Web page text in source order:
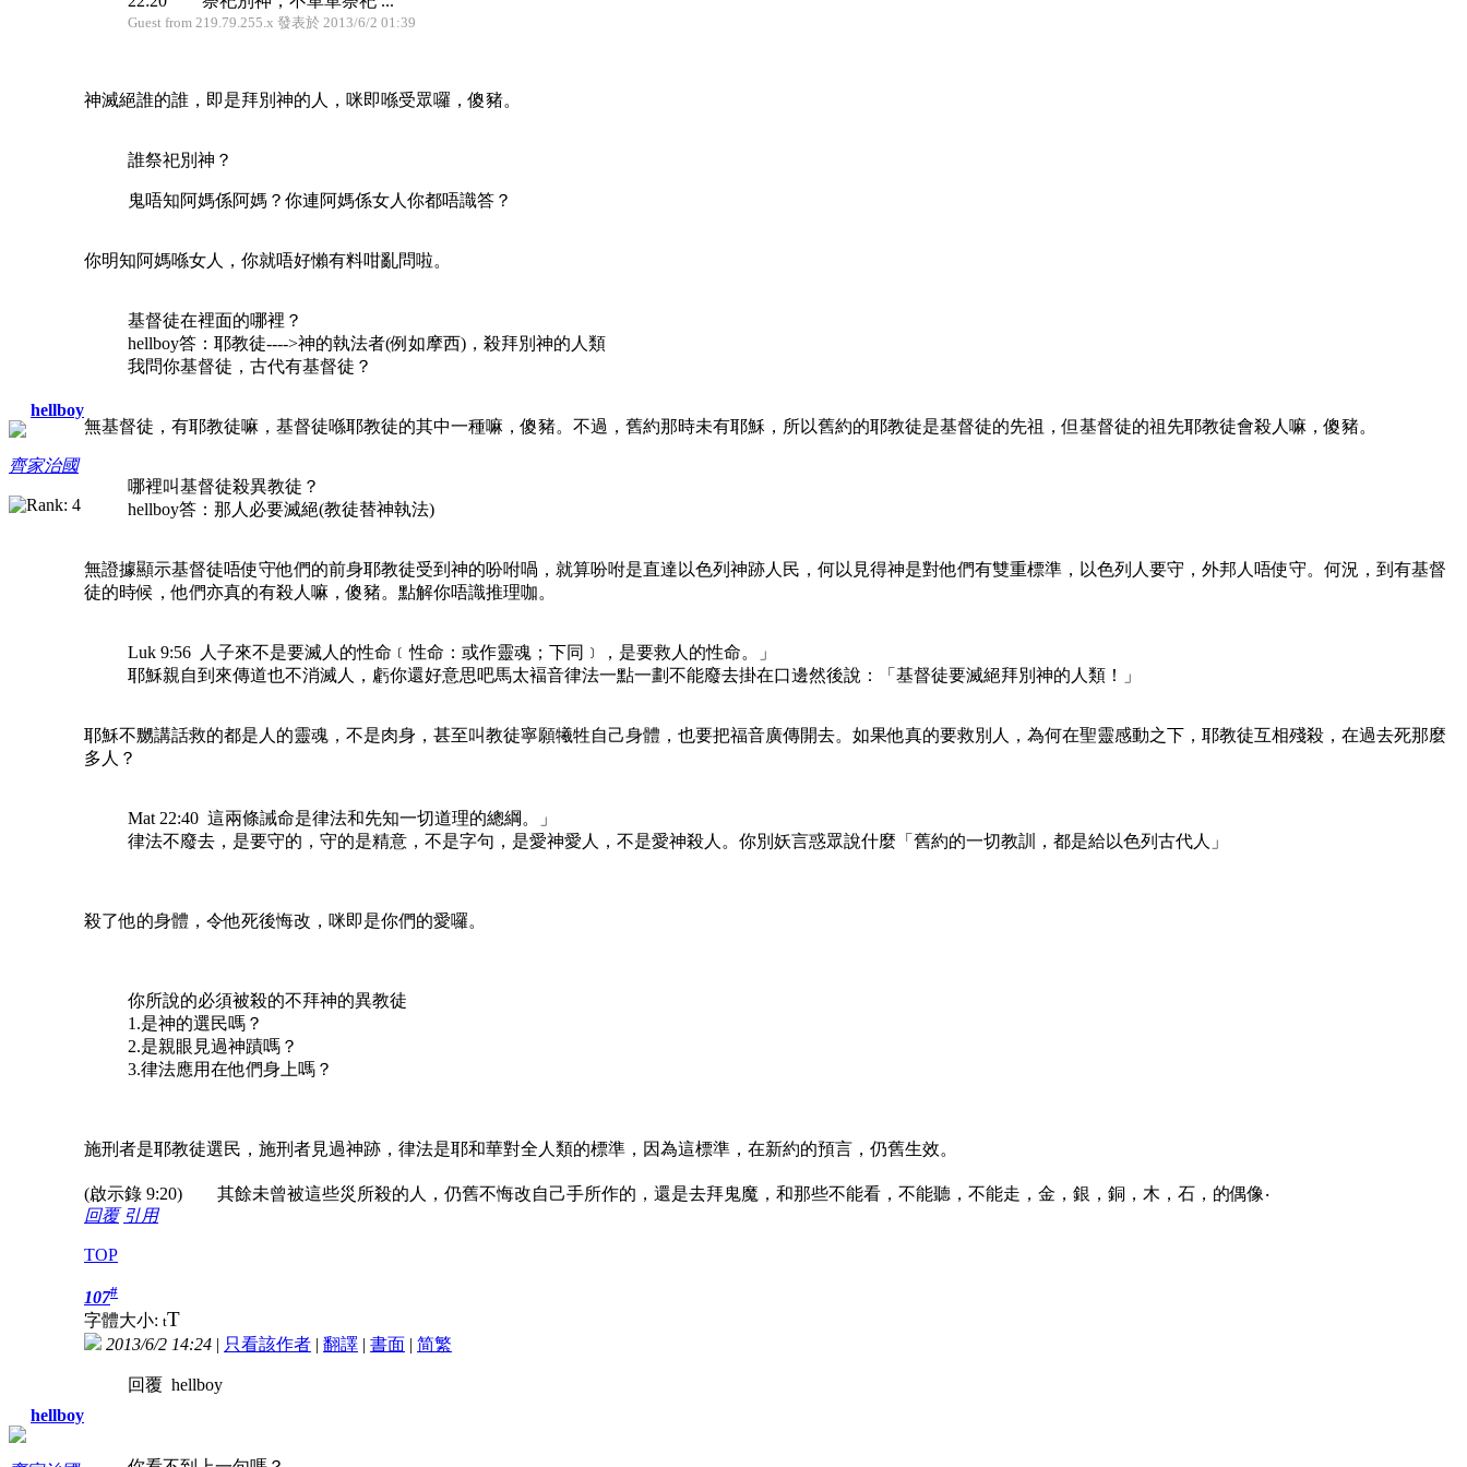
hellboy
齊家治國
Guest from 219.79.255.x 發表於 2013/6/2 01:39
神滅絕誰的誰，即是拜別神的人，咪即喺受眾囉，傻豬。
誰祭祀別神？
鬼唔知阿媽係阿媽？你連阿媽係女人你都唔識答？
你明知阿媽喺女人，你就唔好懶有料咁亂問啦。
基督徒在裡面的哪裡？
hellboy答：耶教徒---->神的執法者(例如摩西)，殺拜別神的人類
我問你基督徒，古代有基督徒？
無基督徒，有耶教徒嘛，基督徒喺耶教徒的其中一種嘛，傻豬。不過，舊約那時未有耶穌，所以舊約的耶教徒是基督徒的先祖，但基督徒的祖先耶教徒會殺人嘛，傻豬。
哪裡叫基督徒殺異教徒？
hellboy答：那人必要滅絕(教徒替神執法)
無證據顯示基督徒唔使守他們的前身耶教徒受到神的吩咐喎，就算吩咐是直達以色列神跡人民，何以見得神是對他們有雙重標準，以色列人要守，外邦人唔使守。何況，到有基督
徒的時候，他們亦真的有殺人嘛，傻豬。點解你唔識推理咖。
Luk 9:56 人子來不是要滅人的性命﹝性命：或作靈魂；下同﹞，是要救人的性命。」
耶穌親自到來傳道也不消滅人，虧你還好意思吧馬太褔音律法一點一劃不能廢去掛在口邊然後說：「基督徒要滅絕拜別神的人類！」
耶穌不嬲講話救的都是人的靈魂，不是肉身，甚至叫教徒寧願犧牲自己身體，也要把福音廣傳開去。如果他真的要救別人，為何在聖靈感動之下，耶教徒互相殘殺，在過去死那麼
多人？
Mat 22:40 這兩條誡命是律法和先知一切道理的總綱。」
律法不廢去，是要守的，守的是精意，不是字句，是愛神愛人，不是愛神殺人。你別妖言惑眾說什麼「舊約的一切教訓，都是給以色列古代人」
殺了他的身體，令他死後悔改，咪即是你們的愛囉。
你所說的必須被殺的不拜神的異教徒
1.是神的選民嗎？
2.是親眼見過神蹟嗎？
3.律法應用在他們身上嗎？
施刑者是耶教徒選民，施刑者見過神跡，律法是耶和華對全人類的標準，因為這標準，在新約的預言，仍舊生效。
(啟示錄 9:20) 其餘未曾被這些災所殺的人，仍舊不悔改自己手所作的，還是去拜鬼魔，和那些不能看，不能聽，不能走，金，銀，銅，木，石，的偶像‧
回覆 引用
TOP
hellboy
107#
字體大小: tT
2013/6/2 14:24 | 只看該作者 | 翻譯 | 書面 | 简繁
回覆 hellboy